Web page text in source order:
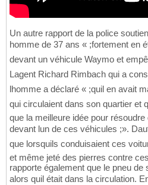
Un autre rapport de la police
homme de 37 ans « ;fortement en
devant un véhicule Waymo et
Lagent Richard Rimbach qui a
lhomme a déclaré « ;quil en avait
qui circulaient dans son quartier et
que la meilleure idée pour
devant lun de ces véhicules ;».
que lorsquils conduisaient ces
et même jeté des pierres contre
rapporte également que le pneu
alors quil était dans la circulation.